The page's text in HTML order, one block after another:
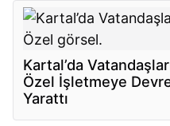
Kartal’da
Özel İşletmeye
Yarattı